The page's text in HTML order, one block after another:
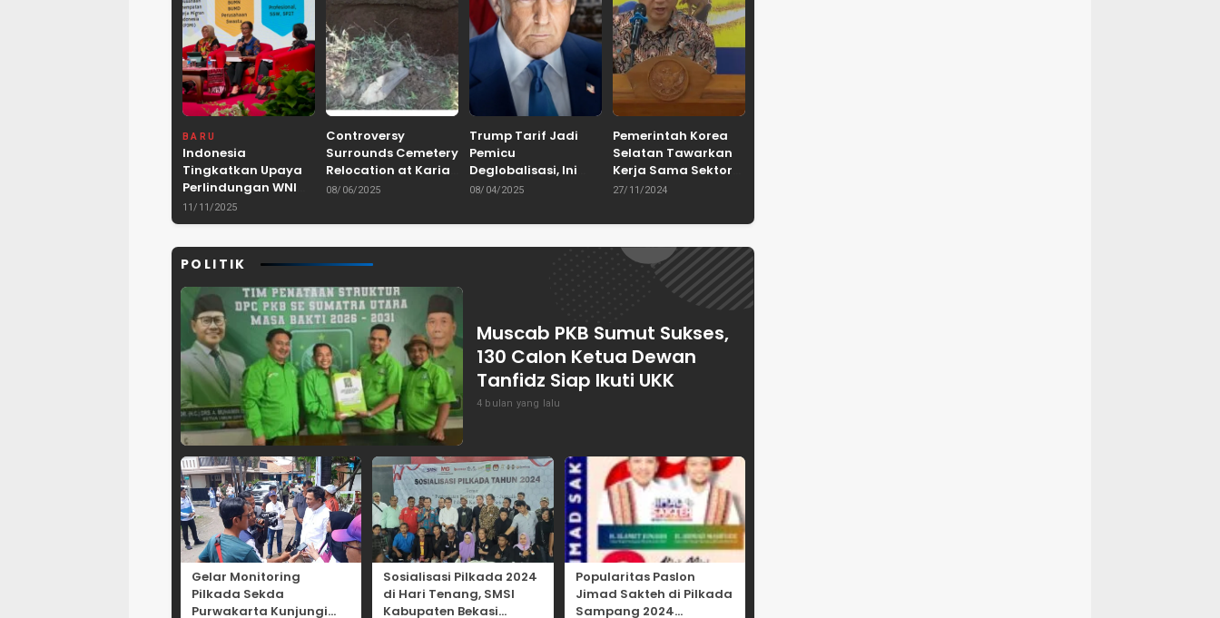
BARU
Indonesia
Tingkatkan Upaya
Perlindungan WNI
dan Pemberantasan
TPPO di Asia
11/11/2025
Controversy
Surrounds Cemetery
Relocation at Karian
Dam Project in
08/06/2025
Trump Tarif Jadi
Pemicu
Deglobalisasi, Ini
Ulasan Tajam dari
ASPRINDO
08/04/2025
Pemerintah Korea
Selatan Tawarkan
Kerja Sama Sektor
Pertanian untuk
Pangan Indonesia
27/11/2024
POLITIK
Muscab PKB Sumut Sukses,
130 Calon Ketua Dewan
Tanfidz Siap Ikuti UKK
4 bulan yang lalu
Gelar Monitoring
Pilkada Sekda
Purwakarta Kunjungi
Sosialisasi Pilkada 2024
di Hari Tenang, SMSI
Kabupaten Bekasi
Popularitas Paslon
Jimad Sakteh di Pilkada
Sampang 2024